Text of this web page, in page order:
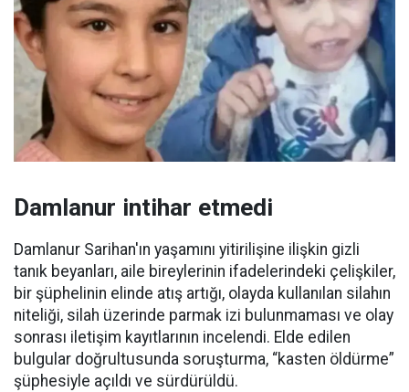
Damlanur intihar etmedi
Damlanur Sarihan'ın yaşamını yitirilişine ilişkin gizli
tanık beyanları, aile bireylerinin ifadelerindeki çelişkiler,
bir şüphelinin elinde atış artığı, olayda kullanılan silahın
niteliği, silah üzerinde parmak izi bulunmaması ve olay
sonrası iletişim kayıtlarının incelendi. Elde edilen
bulgular doğrultusunda soruşturma, “kasten öldürme”
şüphesiyle açıldı ve sürdürüldü.